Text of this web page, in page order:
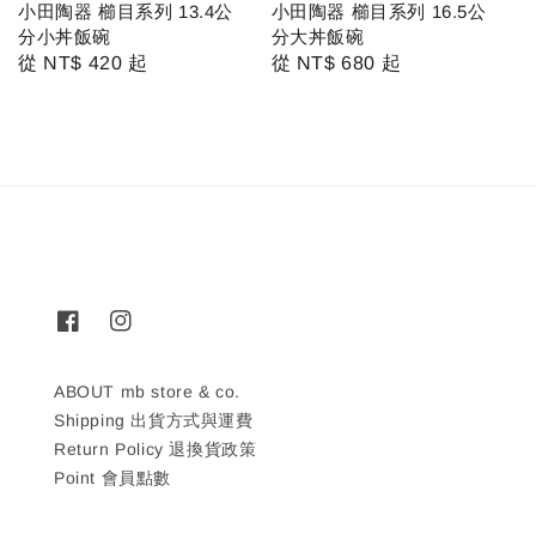
小田陶器 櫛目系列 13.4公
分小丼飯碗
Regular
從 NT$ 420 起
小田陶器 櫛目系列 16.5公
分大丼飯碗
Regular
從 NT$ 680 起
ABOUT mb store & co.
Shipping 出貨方式與運費
Return Policy 退換貨政策
Point 會員點數